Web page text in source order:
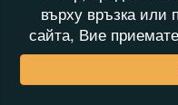
върху връзка или
сайта, Вие